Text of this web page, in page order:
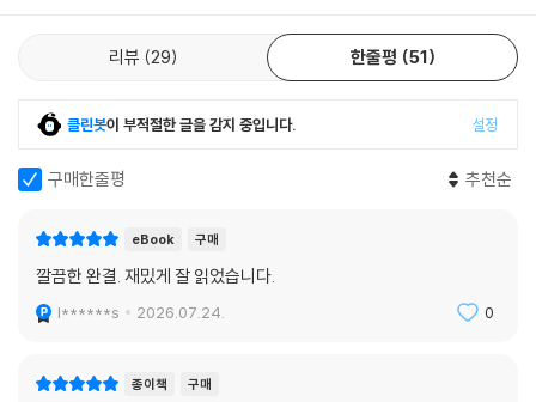
리뷰 29 한줄평 51
클린봇이 부적절한 글을 감지 중입니다. 설정
구매한줄평 추천순
eBook 구매
깔끔한 완결. 재밌게 잘 읽었습니다.
l******s 2026.07.24. 0
종이책 구매